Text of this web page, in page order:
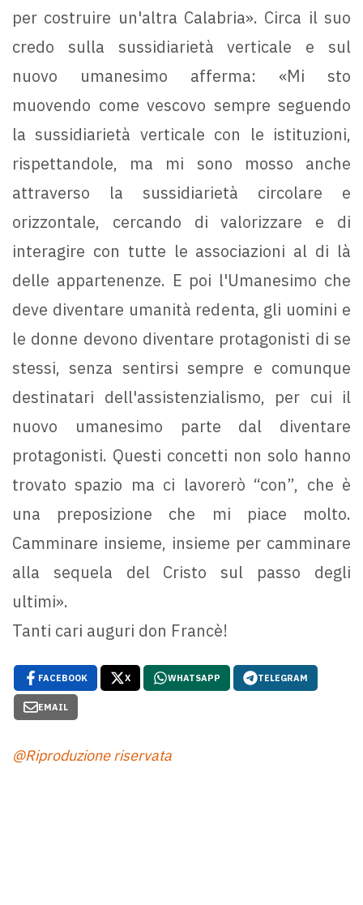
per costruire un'altra Calabria». Circa il suo
credo sulla sussidiarietà verticale e sul
nuovo umanesimo afferma: «Mi sto
muovendo come vescovo sempre seguendo
la sussidiarietà verticale con le istituzioni,
rispettandole, ma mi sono mosso anche
attraverso la sussidiarietà circolare e
orizzontale, cercando di valorizzare e di
interagire con tutte le associazioni al di là
delle appartenenze. E poi l'Umanesimo che
deve diventare umanità redenta, gli uomini e
le donne devono diventare protagonisti di se
stessi, senza sentirsi sempre e comunque
destinatari dell'assistenzialismo, per cui il
nuovo umanesimo parte dal diventare
protagonisti. Questi concetti non solo hanno
trovato spazio ma ci lavorerò “con”, che è
una preposizione che mi piace molto.
Camminare insieme, insieme per camminare
alla sequela del Cristo sul passo degli
ultimi».
Tanti cari auguri don Francè!
FACEBOOK X WHATSAPP TELEGRAM
EMAIL
@Riproduzione riservata